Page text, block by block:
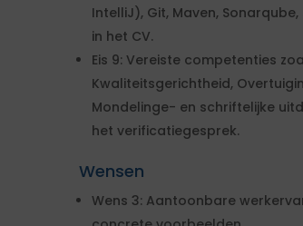
IntelliJ), Git, Maven,
in het CV.
Eis 9: Vereiste competenties
Kwaliteitsgerichtheid,
Mondelinge- en schriftelijke
het verificatiegesprek.
Wensen
Wens 3: Aantoonbare